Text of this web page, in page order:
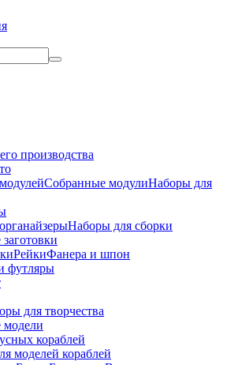
производства
Собранные модулиНаборы для
Наборы для сборки
РейкиФанера и шпон
футляры
для творчества
модели
кораблей
моделей кораблей